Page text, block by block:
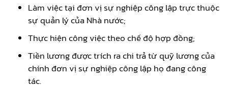
Làm việc tại đơn vị sự nghiệp công lập trực thuộc
sự quản lý của Nhà nước;
Thực hiện công việc theo chế độ hợp đồng;
Tiền lương được trích ra chi trả từ quỹ lương của
chính đơn vị sự nghiệp công lập họ đang công
tác.